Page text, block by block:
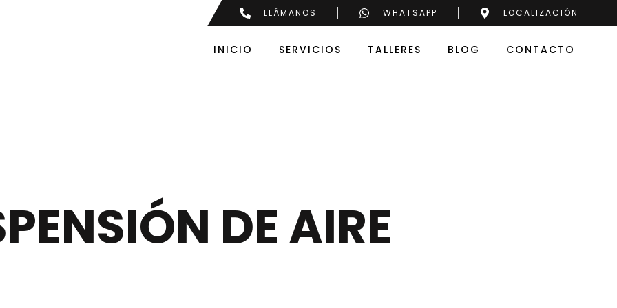
LLÁMANOS WHATSAPP LOCALIZACIÓN
INICIO SERVICIOS TALLERES BLOG CONTACTO
DE AIRE